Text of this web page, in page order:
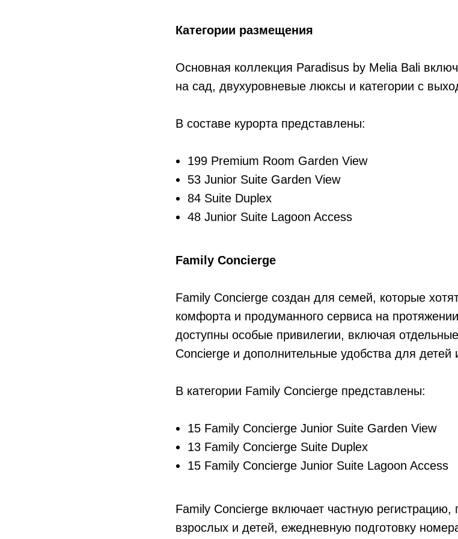
Категории размещения
Основная коллекция Paradisus by Melia Bali
на сад, двухуровневые люксы и категории с
В составе курорта представлены:
199 Premium Room Garden View
53 Junior Suite Garden View
84 Suite Duplex
48 Junior Suite Lagoon Access
Family Concierge
Family Concierge создан для семей, которые
комфорта и продуманного сервиса на
доступны особые привилегии, включая
Concierge и дополнительные удобства для детей
В категории Family Concierge представлены:
15 Family Concierge Junior Suite Garden View
13 Family Concierge Suite Duplex
15 Family Concierge Junior Suite Lagoon Access
Family Concierge включает частную регистрацию,
взрослых и детей, ежедневную подготовку